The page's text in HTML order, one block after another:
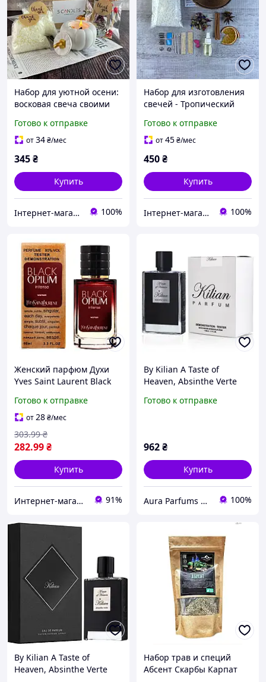
Набор для уютной осени:
восковая свеча своими
Готово к отправке
от34₴/мес
345₴
Купить
Інтернет-магазин "5candles" 100%
Набор для изготовления
свечей - Тропический
Готово к отправке
от45₴/мес
450₴
Купить
Інтернет-магазин "5candles" 100%
Женский парфюм Духи
Yves Saint Laurent Black
соблазнительный
восточно-гурманский
аромат с нотами абсент
Готово к отправке
от28₴/мес
282.99₴
303.99 ₴
Купить
Интернет-магазин Allegoriya 91%
By Kilian A Taste of
Heaven, Absinthe Verte
Хевен, Абсент Верт) 50
Готово к отправке
962₴
Купить
Aura Parfums | Интернет-магазин парфюмерии и косметики 100%
By Kilian A Taste of
Heaven, Absinthe Verte
Набор трав и специй
Абсент Скарбы Карпат